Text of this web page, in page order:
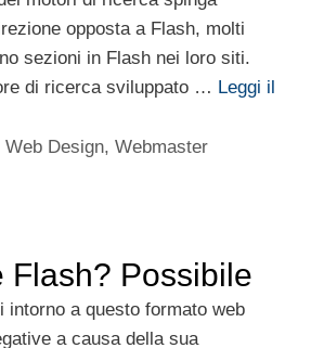
opposta a Flash, molti
sezioni in Flash nei loro siti.
di ricerca sviluppato … Leggi il
Web Design,Webmaster
Flash? Possibile
intorno a questo formato web
a causa della sua